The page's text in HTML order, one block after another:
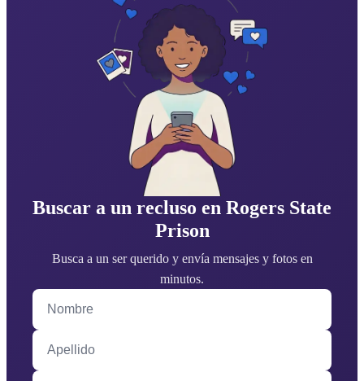
Buscar a un recluso en Rogers State
Prison
Busca a un ser querido y envía mensajes y fotos en
minutos.
Nombre
Apellido